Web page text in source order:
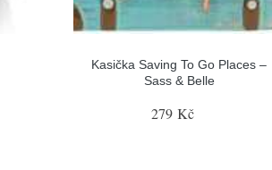
Kasička Saving To Go Places –
Sass & Belle
279 Kč